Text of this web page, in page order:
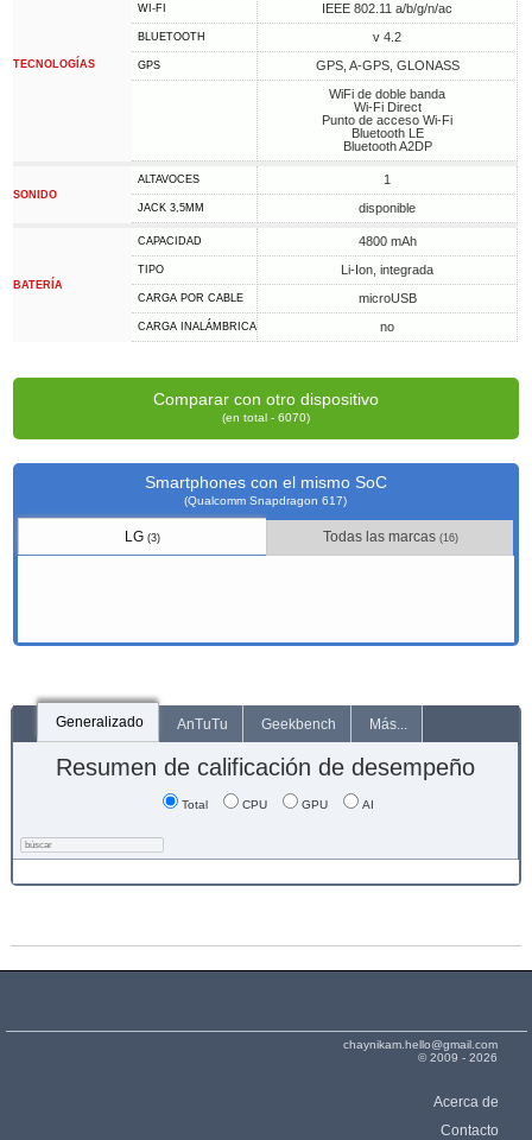
TECNOLOGÍAS
WI-FI IEEE 802.11 a/b/g/n/ac
BLUETOOTH v 4.2
GPS
GPS, A-GPS, GLONASS
WiFi de doble banda
Wi-Fi Direct
Punto de acceso Wi-Fi
Bluetooth LE
Bluetooth A2DP
SONIDO
ALTAVOCES 1
JACK 3,5MM disponible
BATERÍA
CAPACIDAD 4800 mAh
TIPO Li-Ion, integrada
CARGA POR CABLE microUSB
CARGA INALÁMBRICA no
Comparar con otro dispositivo
(en total - 6070)
Smartphones con el mismo SoC
(Qualcomm Snapdragon 617)
LG(3) Todas las marcas (16)
Generalizado AnTuTu Geekbench Más...
Resumen de calificación de desempeño
Total CPU GPU AI
chaynikam.hello@gmail.com
© 2009 - 2026
Acerca de
Contacto